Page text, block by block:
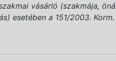
vásárló (szakmája,
esetében a 151/2003.